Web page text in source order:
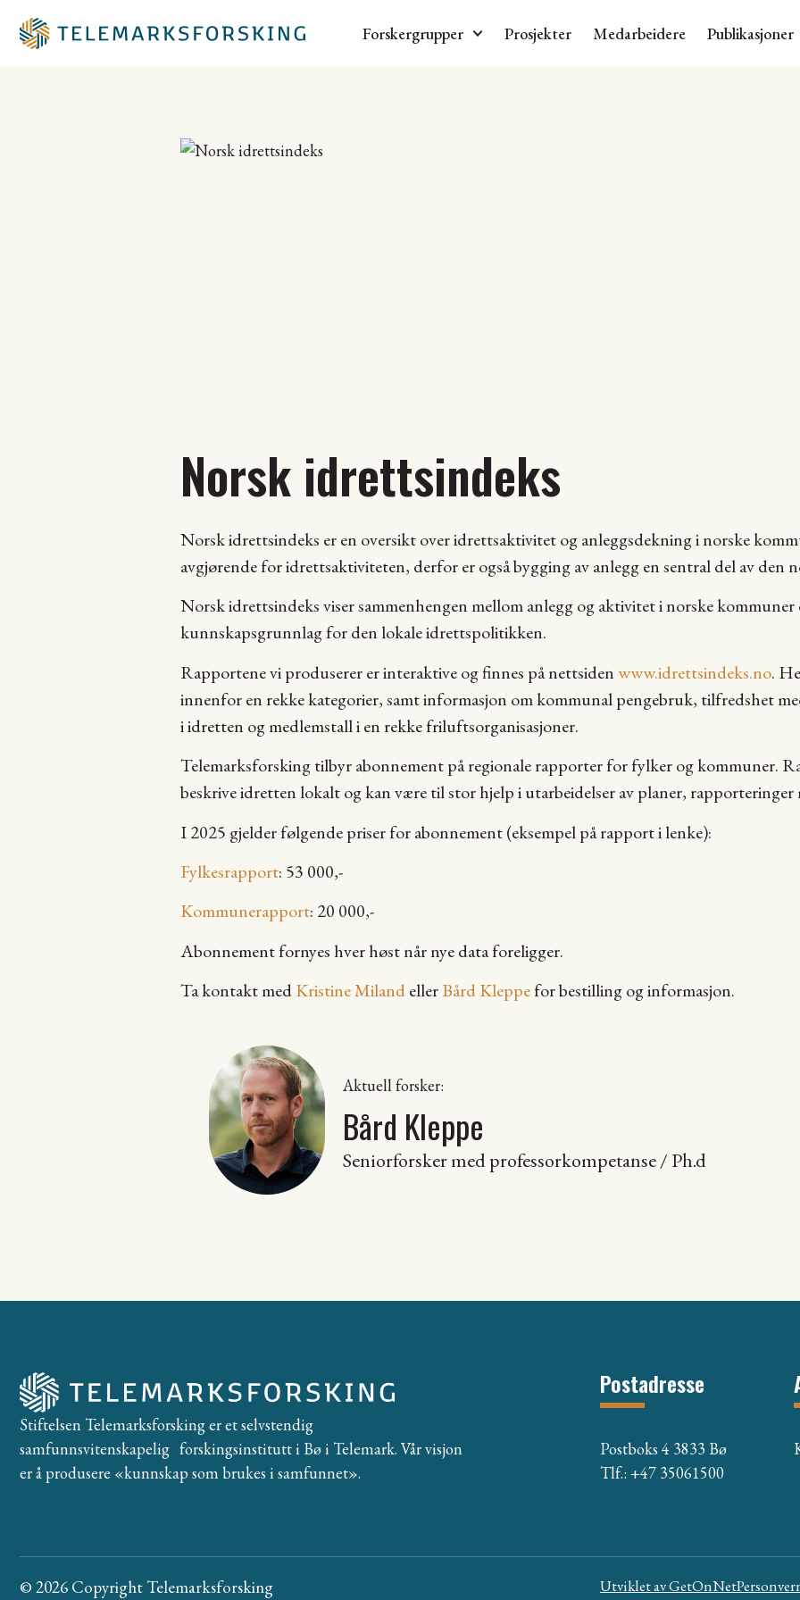
Forskergrupper Prosjekter Medarbeidere Publikasjoner
Norsk idrettsindeks
Norsk idrettsindeks er en oversikt over idrettsaktivitet og anleggsdekning i norske
avgjørende for idrettsaktiviteten, derfor er også bygging av anlegg en sentral del av den
Norsk idrettsindeks viser sammenhengen mellom anlegg og aktivitet i norske
kunnskapsgrunnlag for den lokale idrettspolitikken.
Rapportene vi produserer er interaktive og finnes på nettsidenwww.idrettsindeks.no.
innenfor en rekke kategorier, samt informasjon om kommunal pengebruk, tilfredshet
i idretten og medlemstall i en rekke friluftsorganisasjoner.
Telemarksforsking tilbyr abonnement på regionale rapporter for fylker og kommuner.
beskrive idretten lokalt og kan være til stor hjelp i utarbeidelser av planer, rapporteringer
I 2025 gjelder følgende priser for abonnement (eksempel på rapport i lenke):
Fylkesrapport: 53 000,-
Kommunerapport: 20 000,-
Abonnement fornyes hver høst når nye data foreligger.
Ta kontakt medKristine MilandellerBård Kleppefor bestilling og informasjon.
Aktuell forsker:
Bård Kleppe
Seniorforsker med professorkompetanse / Ph.d
Stiftelsen Telemarksforsking er et selvstendig
samfunnsvitenskapelig forskingsinstitutt i Bø i Telemark. Vår visjon
er å produsere «kunnskap som brukes i samfunnet».
Postadresse
Postboks 4 3833 Bø
Tlf.: +47 35061500
© 2026 Copyright Telemarksforsking Utviklet avGetOnNet